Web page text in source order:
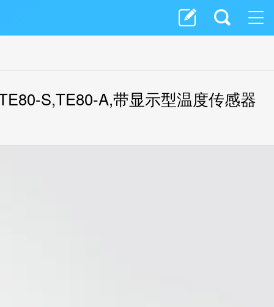
S,TE80-A,带显示型温度传感器